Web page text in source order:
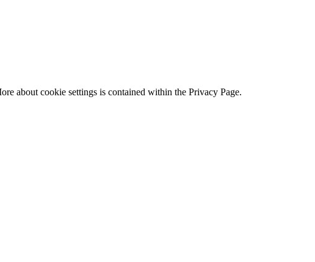
about cookie settings is contained within the Privacy Page.